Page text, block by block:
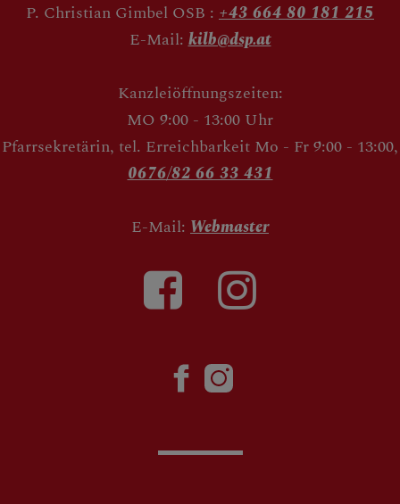
P. Christian Gimbel OSB : +43 664 80 181 215
E-Mail:kilb@dsp.at
Kanzleiöffnungszeiten:
MO 9:00 - 13:00 Uhr
Pfarrsekretärin, tel. Erreichbarkeit Mo - Fr 9:00 - 13:00,
0676/82 66 33 431
E-Mail: Webmaster